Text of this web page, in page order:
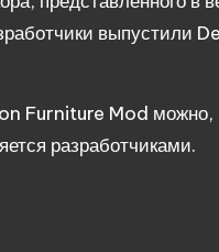
выпустили
Furniture Mod можно,
разработчиками.